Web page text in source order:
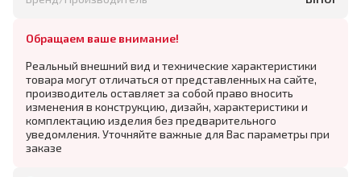
Обращаем ваше внимание!
Реальный внешний вид и технические характеристики
товара могут отличаться от представленных на сайте,
производитель оставляет за собой право вносить
изменения в конструкцию, дизайн, характеристики и
комплектацию изделия без предварительного
уведомления. Уточняйте важные для Вас параметры при
заказе